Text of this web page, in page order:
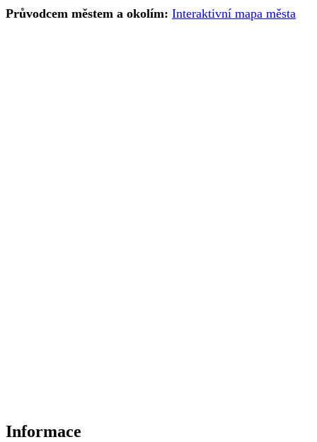
Průvodcem městem a okolím: Interaktivní mapa města
Informace